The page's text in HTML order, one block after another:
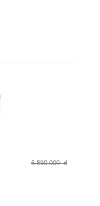
6.890.000 đ